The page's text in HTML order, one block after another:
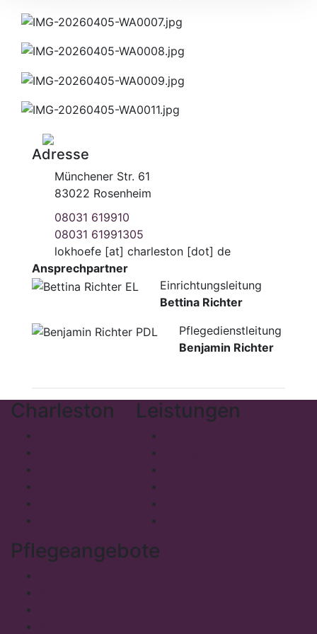
Adresse
Münchener Str. 61
83022 Rosenheim
08031 619910
08031 61991305
lokhoefe [at]charleston [dot] de
Ansprechpartner
Einrichtungsleitung
Bettina Richter
Pflegedienstleitung
Benjamin Richter
Charleston Leistungen
Pflegeangebote